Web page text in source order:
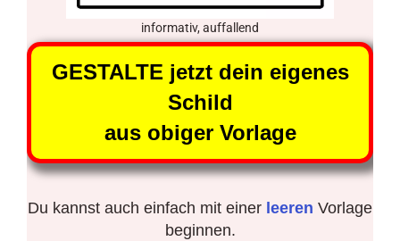
informativ, auffallend
GESTALTE jetzt dein eigenes
Schild
aus obiger Vorlage
Du kannst auch einfach mit einer leeren Vorlage
beginnen.